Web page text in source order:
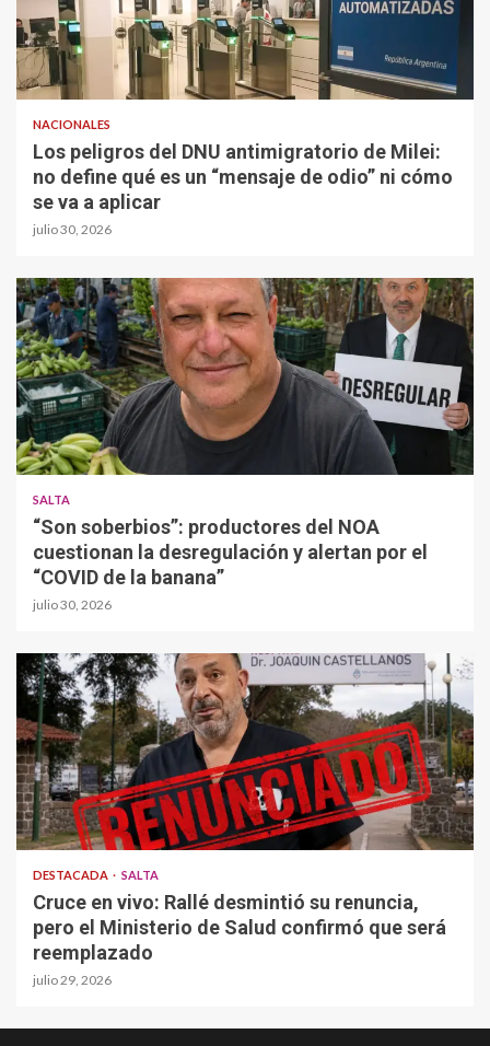
NACIONALES
Los peligros del DNU antimigratorio de Milei:
no define qué es un “mensaje de odio” ni cómo
se va a aplicar
julio 30, 2026
SALTA
“Son soberbios”: productores del NOA
cuestionan la desregulación y alertan por el
“COVID de la banana”
julio 30, 2026
DESTACADA SALTA
Cruce en vivo: Rallé desmintió su renuncia,
pero el Ministerio de Salud confirmó que será
reemplazado
julio 29, 2026